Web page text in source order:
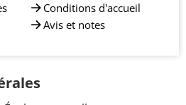
Conditions d'accueil
Avis et notes